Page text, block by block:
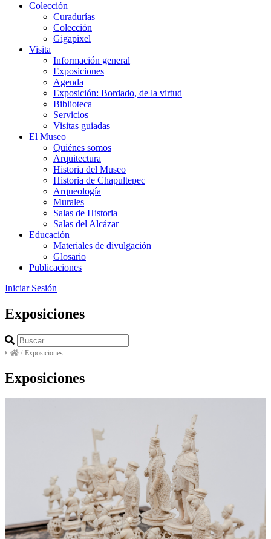
Colección
Curadurías
Colección
Gigapixel
Visita
Información general
Exposiciones
Agenda
Exposición: Bordado, de la virtud
Biblioteca
Servicios
Visitas guiadas
El Museo
Quiénes somos
Arquitectura
Historia del Museo
Historia de Chapultepec
Arqueología
Murales
Salas de Historia
Salas del Alcázar
Educación
Materiales de divulgación
Glosario
Publicaciones
Iniciar Sesión
Exposiciones
/ Exposiciones
Exposiciones